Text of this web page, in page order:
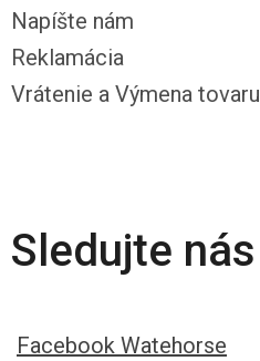
Napíšte nám
Reklamácia
Vrátenie a Výmena tovaru
Sledujte nás
Facebook Watehorse